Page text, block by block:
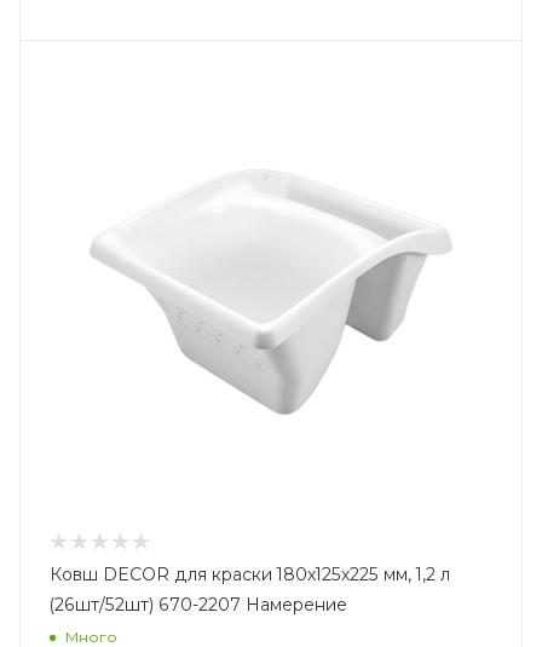
Ковш DECOR для краски 180х125х225 мм, 1,2 л
(26шт/52шт) 670-2207 Намерение
Много